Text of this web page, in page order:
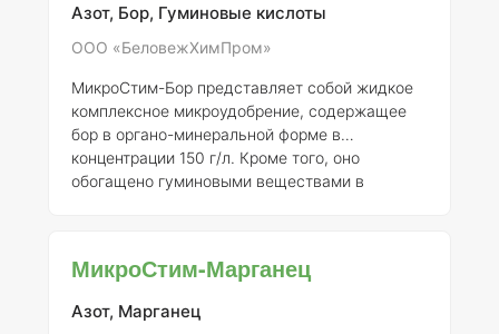
концентрация элементов«Марвита Болеро»
содержит сбалансированный набор
нормального роста и развития растений. В его
состав входят: - Бор (B)
Азот, Бор, Гуминовые кислоты
ООО «БеловежХимПром»
МикроСтим-Бор представляет собой жидкое
комплексное микроудобрение, содержащее
бор в органо-минеральной форме в
концентрации 150 г/л. Кроме того, оно
обогащено гуминовыми веществами в
для обеспечения полноценного питания
повышенные потребности в микроэлементах.
МикроСтим-Марганец
Азот, Марганец